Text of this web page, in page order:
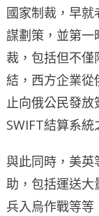
國家制裁，早
謀劃策，並第一
裁，包括但不
結，西方企業從
止向俄公民發
SWIFT結算系統
與此同時，美英
助，包括運送大
兵入烏作戰等等